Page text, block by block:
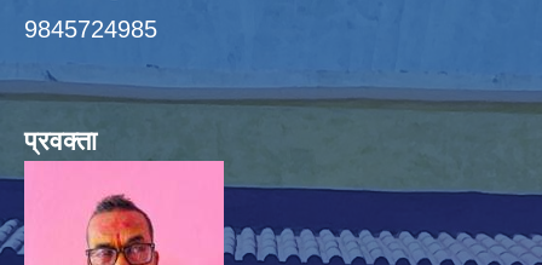
9845724985
प्रवक्ता